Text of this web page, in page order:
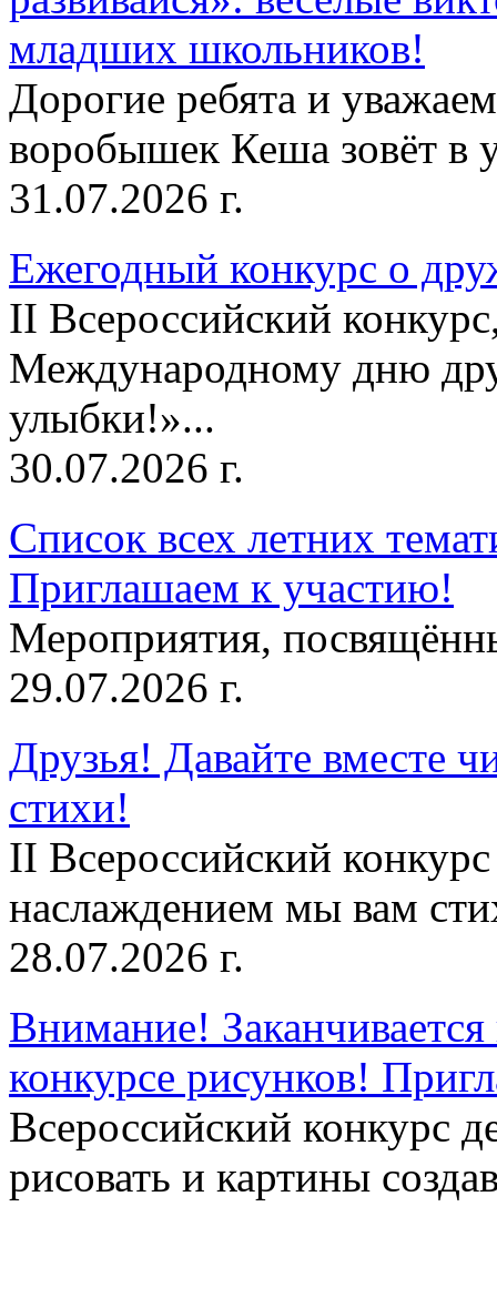
младших школьников!
Дорогие ребята и
воробышек Кеша зовёт в
31.07.2026 г.
Ежегодный конкурс о
II Всероссийский
Международному дню
улыбки!»...
30.07.2026 г.
Список всех летних
Приглашаем к участию!
Мероприятия,
29.07.2026 г.
Друзья! Давайте вместе
стихи!
II Всероссийский
наслаждением мы вам
28.07.2026 г.
Внимание!
конкурсе рисунков!
Всероссийский конкурс
рисовать и картины